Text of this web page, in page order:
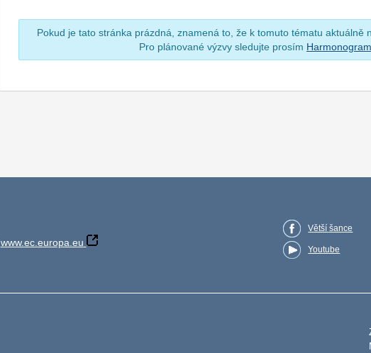
Pokud je tato stránka prázdná, znamená to, že k tomuto tématu aktuálně
Pro plánované výzvy sledujte prosím
www.ec.europa.eu
Větší šance
Youtube